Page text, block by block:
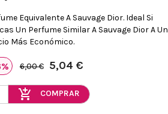
Equivalente A Sauvage Dior. Ideal Si
Un Perfume Similar A Sauvage Dior A Un
Más Económico.
6,00 € 5,04 €
add_shopping_cart COMPRAR